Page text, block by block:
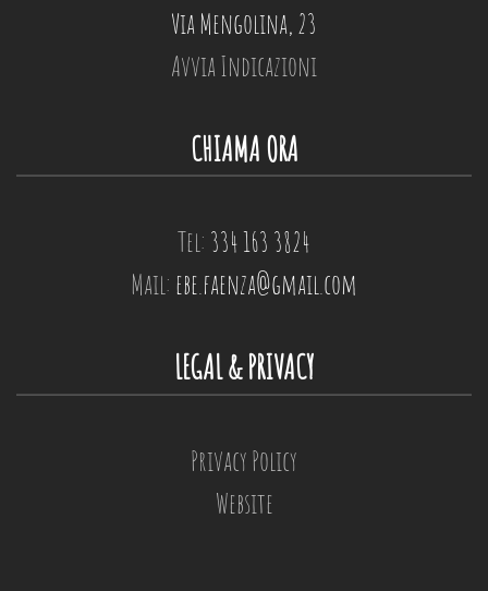
Via Mengolina, 23
Avvia Indicazioni
CHIAMA ORA
Tel: 334 163 3824
Mail: ebe.faenza@gmail.com
LEGAL & PRIVACY
Privacy Policy
Website